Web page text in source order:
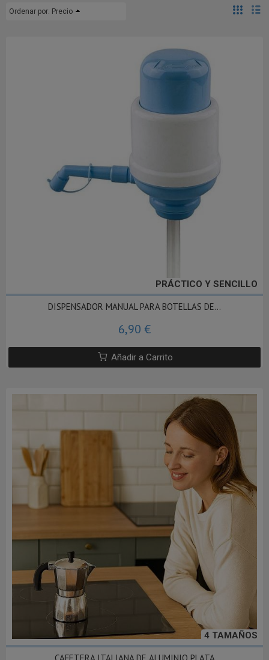
Ordenar por: Precio
PRÁCTICO Y SENCILLO
DISPENSADOR MANUAL PARA BOTELLAS DE...
6,90 €
Añadir a Carrito
4 TAMAÑOS